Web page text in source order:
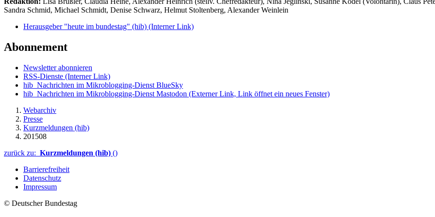
Sandra Schmid, Michael Schmidt, Denise Schwarz, Helmut Stoltenberg, Alexander Weinlein
Herausgeber "heute im bundestag" (hib) (Interner Link)
Abonnement
Newsletter abonnieren
RSS-Dienste (Interner Link)
hib_Nachrichten im Mikroblogging-Dienst BlueSky
hib_Nachrichten im Mikroblogging-Dienst Mastodon (Externer Link, Link öffnet ein neues Fenster)
Webarchiv
Presse
Kurzmeldungen (hib)
201508
zurück zu: Kurzmeldungen (hib) ()
Barrierefreiheit
Datenschutz
Impressum
© Deutscher Bundestag